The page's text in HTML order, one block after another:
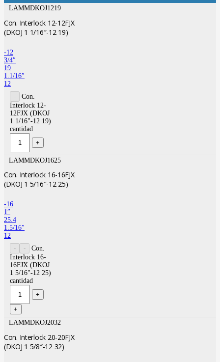
LAMMDKOJ1219
Con. Interlock 12-12FJX
(DKOJ 1 1/16″-12 19)
-12
3/4″
19
1.1/16″
12
Con.
Interlock 12-
12FJX (DKOJ
1 1/16"-12 19)
cantidad
LAMMDKOJ1625
Con. Interlock 16-16FJX
(DKOJ 1 5/16″-12 25)
-16
1″
25.4
1.5/16″
12
Con.
Interlock 16-
16FJX (DKOJ
1 5/16"-12 25)
cantidad
LAMMDKOJ2032
Con. Interlock 20-20FJX
(DKOJ 1 5/8″-12 32)